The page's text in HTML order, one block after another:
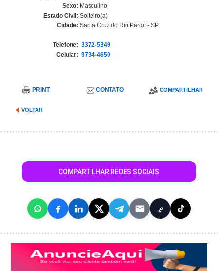
Sexo: Masculino
Estado Civil: Solteiro(a)
Cidade: Santa Cruz do Rio Pardo - SP
Telefone: 3372-5349
Celular: 9734-4650
PRINT CONTATO COMPARTILHAR
VOLTAR
COMPARTILHAR REDES SOCIAIS